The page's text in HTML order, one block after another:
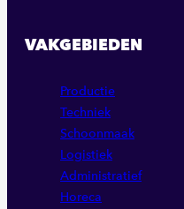
VAKGEBIEDEN
Productie
Techniek
Schoonmaak
Logistiek
Administratief
Horeca